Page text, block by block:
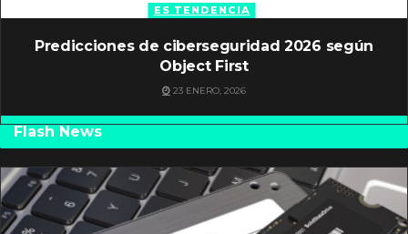
ES TENDENCIA
Predicciones de ciberseguridad 2026 según
Object First
23 ENERO, 2026
Flash News